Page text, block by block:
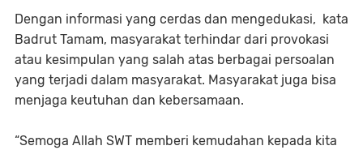
Dengan informasi yang cerdas dan mengedukasi, kata
Badrut Tamam, masyarakat terhindar dari provokasi
atau kesimpulan yang salah atas berbagai persoalan
yang terjadi dalam masyarakat. Masyarakat juga bisa
menjaga keutuhan dan kebersamaan.
“Semoga Allah SWT memberi kemudahan kepada kita